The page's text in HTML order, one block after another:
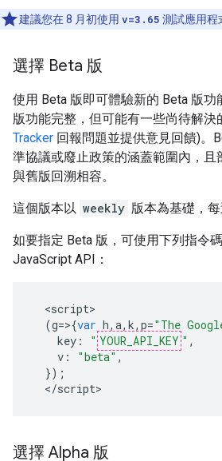
建議您在 8 月初使用 v=3.65 測試應用程
選擇 Beta 版
使用 Beta 版即可體驗新的 Beta 版
版功能完整，但可能有一些尚待解決
Tracker 回報問題並提供意見回饋)。
準協議或廢止政策的涵蓋範圍內，且
與舊版回溯相容。
這個版本以 weekly 版本為基礎，每
如要指定 Beta 版，可使用下列指令
JavaScript API：
<script
(g=>{var h, a, k, p="The
key : " YOUR_API_KEY " ,
v : "beta" ,
});
</script>
選擇 Alpha 版